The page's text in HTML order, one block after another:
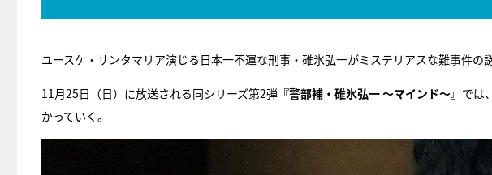
ユースケ・サンタマリア演じる日本一不運な刑事・碓氷弘一がミステリアスな難事件の
11月25日（日）に放送される同シリーズ第2弾 『警部補・碓氷弘一 ～マインド～』 では
かっていく。